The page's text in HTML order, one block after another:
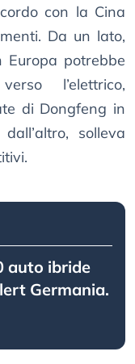
con la Cina
Da un lato,
Europa potrebbe
l’elettrico,
di Dongfeng in
solleva
auto ibride
Germania.